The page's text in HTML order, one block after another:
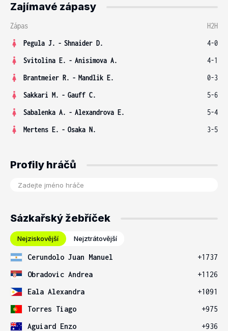
Zajímavé zápasy
Zápas
H2H
Pegula J. - Shnaider D.
4-0
Svitolina E. - Anisimova A.
4-1
Brantmeier R. - Mandlik E.
0-3
Sakkari M. - Gauff C.
5-6
Sabalenka A. - Alexandrova E.
5-4
Mertens E. - Osaka N. 3-5
Profily hráčů
Sázkařský žebříček
Nejziskovější Nejztrátovější
Cerundolo Juan Manuel
+1737
Obradovic Andrea
+1126
Eala Alexandra
+1091
Torres Tiago
+975
Aguiard Enzo
+936